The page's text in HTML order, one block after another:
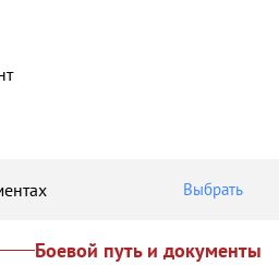
Выбрать
Боевой путь и документы